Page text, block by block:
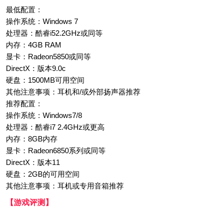
最低配置：
操作系统：Windows 7
处理器：酷睿i52.2GHz或同等
内存：4GB RAM
显卡：Radeon5850或同等
DirectX：版本9.0c
硬盘：1500MB可用空间
其他注意事项：耳机和/或外部扬声器推荐
推荐配置：
操作系统：Windows7/8
处理器：酷睿i7 2.4GHz或更高
内存：8GB内存
显卡：Radeon6850系列或同等
DirectX：版本11
硬盘：2GB的可用空间
其他注意事项：耳机或专用音箱推荐
【游戏评测】